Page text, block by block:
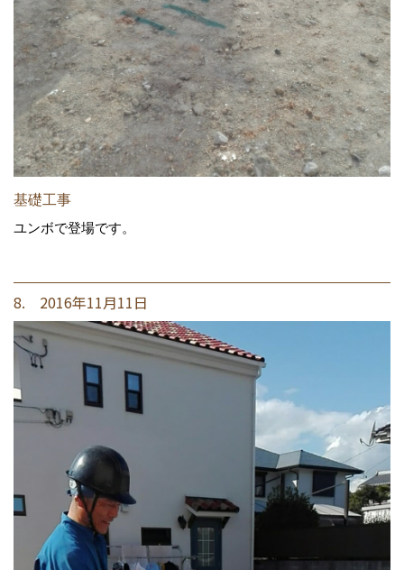
基礎工事
ユンボで登場です。
8. 2016年11月11日